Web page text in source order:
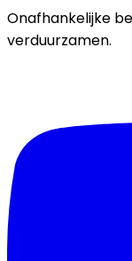
Onafhankelijke
verduurzamen.